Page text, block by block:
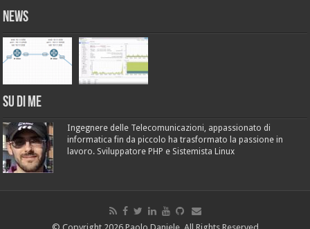
News
Su di me
Ingegnere delle Telecomunicazioni, appassionato di
informatica fin da piccolo ha trasformato la passione in
lavoro. Sviluppatore PHP e Sistemista Linux